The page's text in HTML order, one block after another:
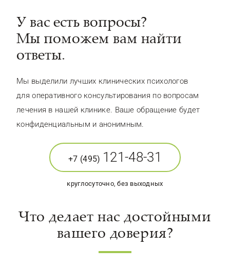
У вас есть вопросы?
Мы поможем вам найти
ответы.
Мы выделили лучших клинических психологов
для оперативного консультирования по вопросам
лечения в нашей клинике. Ваше обращение будет
конфиденциальным и анонимным.
+7 (495) 121-48-31
круглосуточно, без выходных
Что делает нас достойными
вашего доверия?